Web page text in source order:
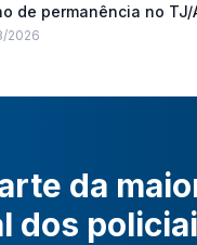
de permanência no TJ/
2026
da
dos